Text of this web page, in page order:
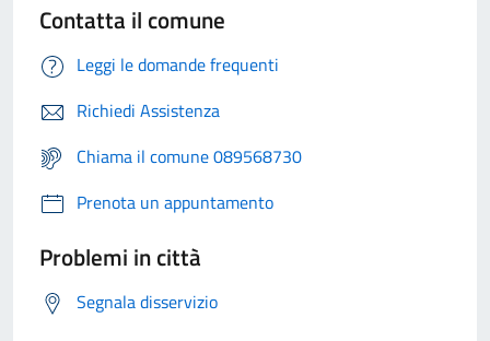
Contatta il comune
Leggi le domande frequenti
Richiedi Assistenza
Chiama il comune 089568730
Prenota un appuntamento
Problemi in città
Segnala disservizio